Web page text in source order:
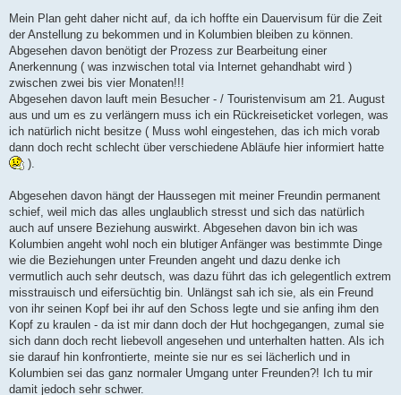
Mein Plan geht daher nicht auf, da ich hoffte ein Dauervisum für die Zeit
der Anstellung zu bekommen und in Kolumbien bleiben zu können.
Abgesehen davon benötigt der Prozess zur Bearbeitung einer
Anerkennung ( was inzwischen total via Internet gehandhabt wird )
zwischen zwei bis vier Monaten!!!
Abgesehen davon lauft mein Besucher - / Touristenvisum am 21. August
aus und um es zu verlängern muss ich ein Rückreiseticket vorlegen, was
ich natürlich nicht besitze ( Muss wohl eingestehen, das ich mich vorab
dann doch recht schlecht über verschiedene Abläufe hier informiert hatte
).
Abgesehen davon hängt der Haussegen mit meiner Freundin permanent
schief, weil mich das alles unglaublich stresst und sich das natürlich
auch auf unsere Beziehung auswirkt. Abgesehen davon bin ich was
Kolumbien angeht wohl noch ein blutiger Anfänger was bestimmte Dinge
wie die Beziehungen unter Freunden angeht und dazu denke ich
vermutlich auch sehr deutsch, was dazu führt das ich gelegentlich extrem
misstrauisch und eifersüchtig bin. Unlängst sah ich sie, als ein Freund
von ihr seinen Kopf bei ihr auf den Schoss legte und sie anfing ihm den
Kopf zu kraulen - da ist mir dann doch der Hut hochgegangen, zumal sie
sich dann doch recht liebevoll angesehen und unterhalten hatten. Als ich
sie darauf hin konfrontierte, meinte sie nur es sei lächerlich und in
Kolumbien sei das ganz normaler Umgang unter Freunden?! Ich tu mir
damit jedoch sehr schwer.